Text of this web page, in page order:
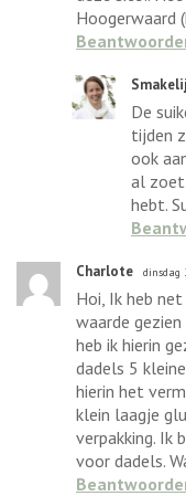
Hoogerwaard
De
tijden
ook
al zoet
hebt.
Charlote dinsdag
Hoi, Ik heb
waarde
heb ik hierin
dadels 5
hierin het
klein laagje
verpakking. Ik
voor dadels.